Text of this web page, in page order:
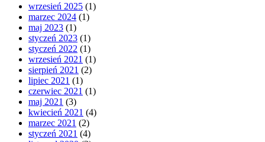
wrzesień 2025 (1)
marzec 2024 (1)
maj 2023 (1)
styczeń 2023 (1)
styczeń 2022 (1)
wrzesień 2021 (1)
sierpień 2021 (2)
lipiec 2021 (1)
czerwiec 2021 (1)
maj 2021 (3)
kwiecień 2021 (4)
marzec 2021 (2)
styczeń 2021 (4)